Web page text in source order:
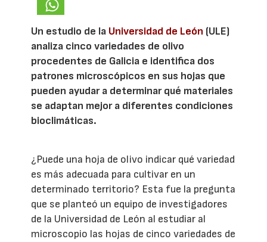
Un estudio de la Universidad de León (ULE)
analiza cinco variedades de olivo
procedentes de Galicia e identifica dos
patrones microscópicos en sus hojas que
pueden ayudar a determinar qué materiales
se adaptan mejor a diferentes condiciones
bioclimáticas.
¿Puede una hoja de olivo indicar qué variedad
es más adecuada para cultivar en un
determinado territorio? Esta fue la pregunta
que se planteó un equipo de investigadores
de la Universidad de León al estudiar al
microscopio las hojas de cinco variedades de